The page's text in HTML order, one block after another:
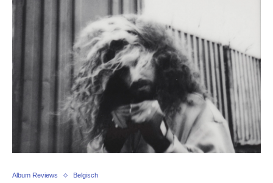
Album Reviews Belgisch